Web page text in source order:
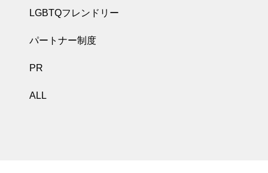
LGBTQフレンドリー
パートナー制度
PR
ALL